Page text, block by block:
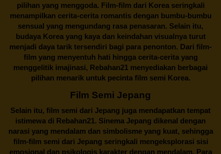
pilihan yang menggoda. Film-film dari Korea seringkali
menampilkan cerita-cerita romantis dengan bumbu-bumbu
sensual yang mengundang rasa penasaran. Selain itu,
budaya Korea yang kaya dan keindahan visualnya turut
menjadi daya tarik tersendiri bagi para penonton. Dari film-
film yang menyentuh hati hingga cerita-cerita yang
menggelitik imajinasi, Rebahan21 menyediakan berbagai
pilihan menarik untuk pecinta film semi Korea.
Film Semi Jepang
Selain itu, film semi dari Jepang juga mendapatkan tempat
istimewa di Rebahan21. Sinema Jepang dikenal dengan
narasi yang mendalam dan simbolisme yang kuat, sehingga
film-film semi dari Jepang seringkali mengeksplorasi sisi
emosional dan psikologis karakter dengan mendalam. Para